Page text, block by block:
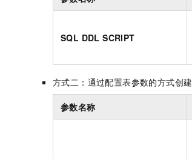
SQL DDL SCRIPT
方式二：通过配置表参数的方式创
参数名称
10 分钟在聊天系统中增加一个 AI 助手 即刻拥有